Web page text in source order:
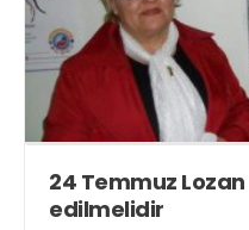
24 Temmuz
edilmelidir